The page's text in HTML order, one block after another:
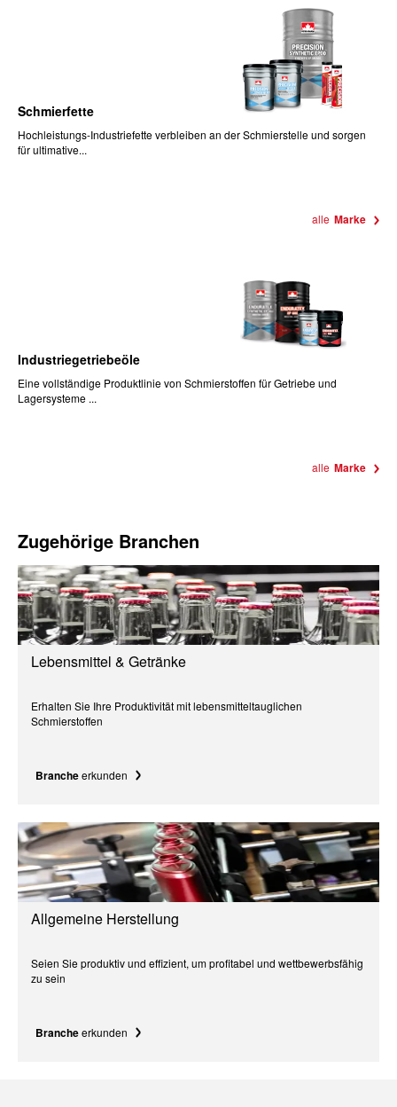
Schmierfette
Hochleistungs-Industriefette verbleiben an der Schmierstelle und sorgen
für ultimative...
alle Marke
Industriegetriebeöle
Eine vollständige Produktlinie von Schmierstoffen für Getriebe und
Lagersysteme ...
alle Marke
Zugehörige Branchen
Lebensmittel & Getränke
Erhalten Sie Ihre Produktivität mit lebensmitteltauglichen
Schmierstoffen
Brancheerkunden
Allgemeine Herstellung
Seien Sie produktiv und effizient, um profitabel und wettbewerbsfähig
zu sein
Brancheerkunden